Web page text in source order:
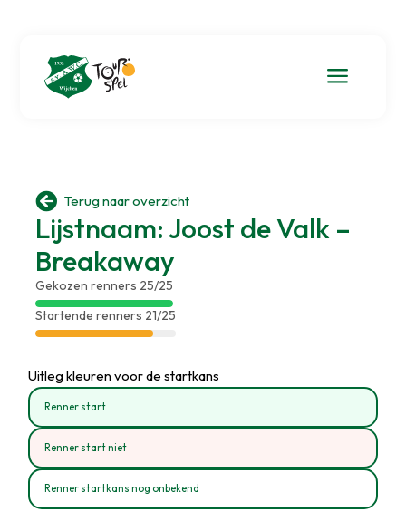
a
 Terug naar overzicht
Lijstnaam: Joost de Valk –
Breakaway
Gekozen renners 25/25
Startende renners 21/25
Uitleg kleuren voor de startkans
Renner start
Renner start niet
Renner startkans nog onbekend